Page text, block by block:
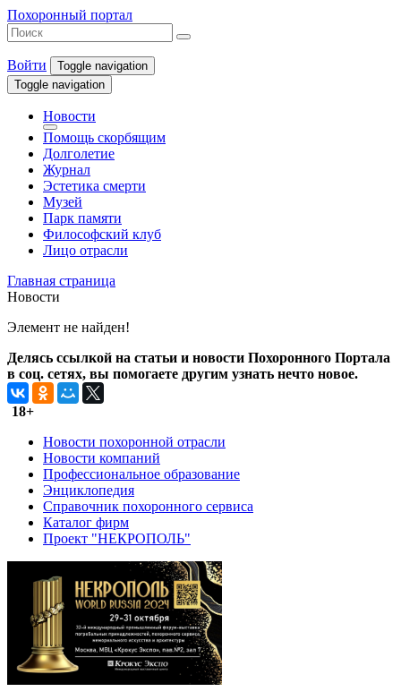
Похоронный портал
Войти
Toggle navigation
Toggle navigation
Новости
Помощь скорбящим
Долголетие
Журнал
Эстетика смерти
Музей
Парк памяти
Философский клуб
Лицо отрасли
Главная страница
Новости
Элемент не найден!
Делясь ссылкой на статьи и новости Похоронного Портала
в соц. сетях, вы помогаете другим узнать нечто новое.
18+
Новости похоронной отрасли
Новости компаний
Профессиональное образование
Энциклопедия
Справочник похоронного сервиса
Каталог фирм
Проект "НЕКРОПОЛЬ"